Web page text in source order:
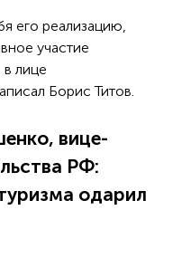
его реализацию,
участие
в лице
Борис Титов.
вице-
РФ:
одарил